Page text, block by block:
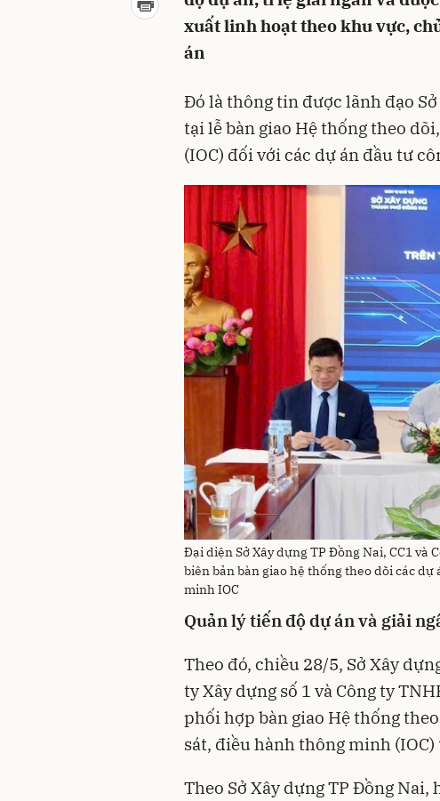
xuất linh hoạt theo khu vực,
án
Đó là thông tin được lãnh đạo
tại lễ bàn giao Hệ thống theo
(IOC) đối với các dự án đầu tư
Đại diện Sở Xây dựng TP Đồng Nai, CC1 và
biên bản bàn giao hệ thống theo dõi các
minh IOC
Quản lý tiến độ dự ánvà giải
Theo đó, chiều 28/5, Sở Xây
ty Xây dựng số 1 và Công ty
phối hợp bàn giao Hệ thống
sát, điều hành thông minh
Theo Sở Xây dựng TP Đồng